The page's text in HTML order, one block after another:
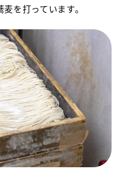
を打っています。